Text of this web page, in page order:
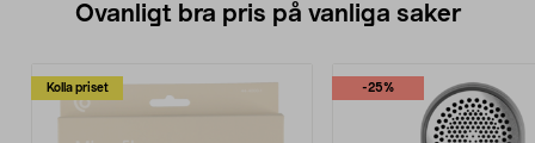
Ovanligt bra pris på vanliga saker
Kolla priset -25%